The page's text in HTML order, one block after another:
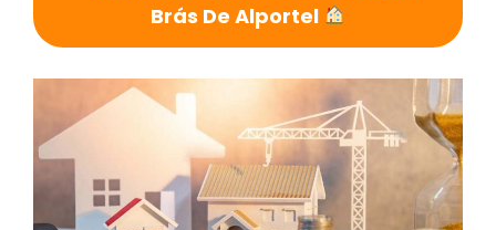
Brás De Alportel